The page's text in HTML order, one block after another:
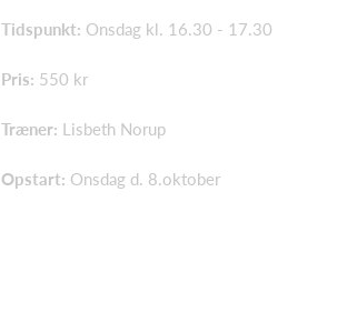
Tidspunkt: Onsdag kl. 16.30 - 17.30
Pris: 550 kr
Træner: Lisbeth Norup
Opstart: Onsdag d. 8.oktober